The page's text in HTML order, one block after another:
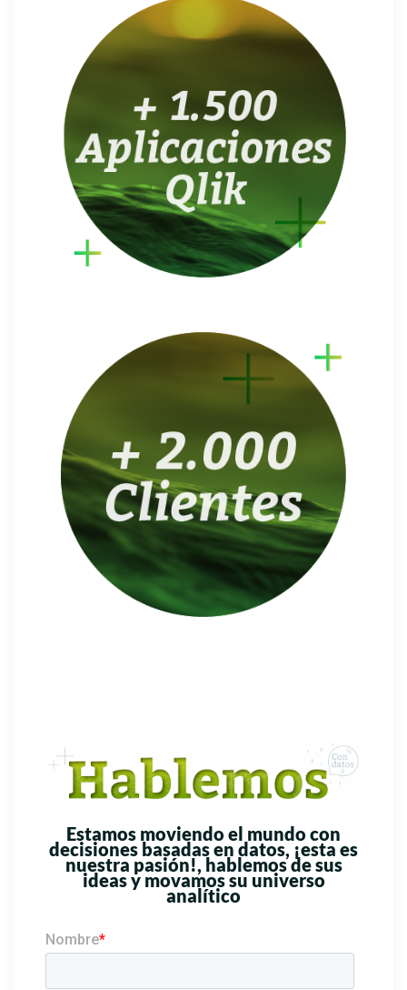
Estamos moviendo el mundo con
decisiones basadas en datos, ¡esta es
nuestra pasión!, hablemos de sus
ideas y movamos su universo
analítico